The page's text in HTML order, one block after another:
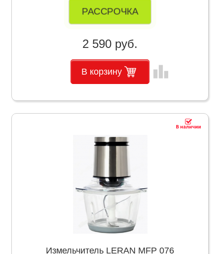
РАССРОЧКА
2 590 руб.
В корзину leaderboard
Измельчитель LERAN MFP 076